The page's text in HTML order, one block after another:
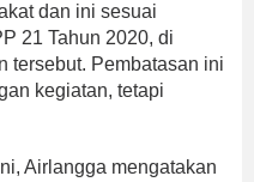
dan ini sesuai
21 Tahun 2020, di
tersebut. Pembatasan ini
kegiatan, tetapi
Airlangga mengatakan